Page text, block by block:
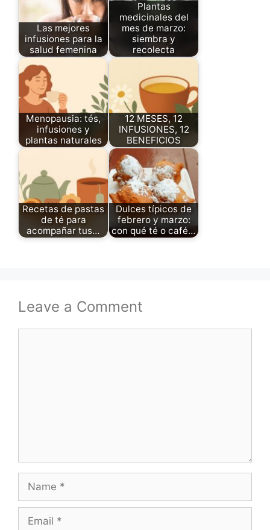
Las mejores
infusiones para la
salud femenina
Plantas
medicinales del
mes de marzo:
siembra y
recolecta
Menopausia: tés,
infusiones y
plantas naturales
12 MESES, 12
INFUSIONES, 12
BENEFICIOS
Recetas de pastas
de té para
acompañar tus…
Dulces típicos de
febrero y marzo:
con qué té o café…
Leave a Comment
Name
Email